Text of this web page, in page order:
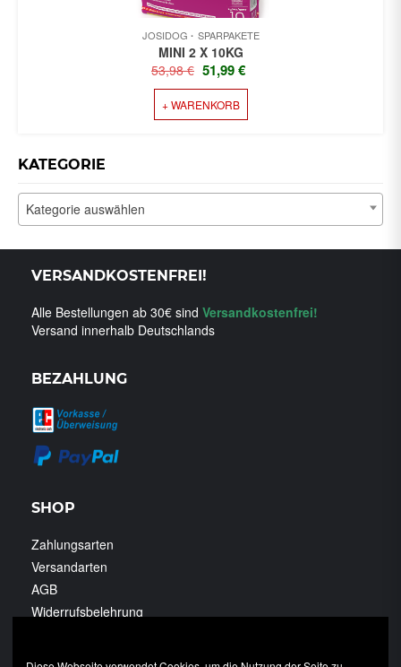
JOSIDOG SPARPAKETE
MINI 2 X 10KG
53,98€ URSPRÜNGLICHER
PREIS
WAR:
53,98 €
51,99€
+ WARENKORB
KATEGORIE
Kategorie auswählen
VERSANDKOSTENFREI!
Alle Bestellungen ab 30€ sind Versandkostenfrei!
Versand innerhalb Deutschlands
BEZAHLUNG
SHOP
Zahlungsarten
Versandarten
AGB
Widerrufsbelehrung